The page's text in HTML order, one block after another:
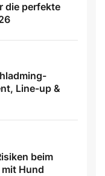
die perfekte
Line-up &
beim
Hund